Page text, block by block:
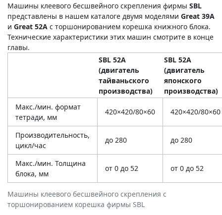
Машины клеевого бесшвейного скрепления фирмы SBL
представлены в нашем каталоге двумя моделями Great 39A
и Great 52A с торшонированием корешка книжного блока.
Технические характеристики этих машин смотрите в конце
главы.
Машины клеевого бесшвейного скрепления с
торшонированием корешка фирмы SBL
SBL 52A
(двигатель
тайваньского
производства)
SBL 52А
(двигатель
японского
производства)
Макс./мин. формат
тетради, мм
420×420/80×60 420×420/80×60
Производительность,
цикл/час
до 280 до 280
Макс./мин. Толщина
блока, мм
от 0 до 52 от 0 до 52